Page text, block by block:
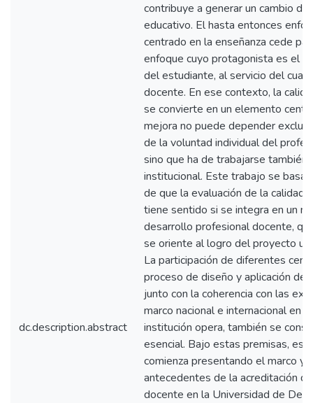
dc.description.abstract
contribuye a generar un cambio de
educativo. El hasta entonces
centrado en la enseñanza cede
enfoque cuyo protagonista es el
del estudiante, al servicio del cual
docente. En ese contexto, la
se convierte en un elemento
mejora no puede depender
de la voluntad individual del
sino que ha de trabajarse también
institucional. Este trabajo se basa
de que la evaluación de la calidad
tiene sentido si se integra en un
desarrollo profesional docente,
se oriente al logro del proyecto
La participación de diferentes
proceso de diseño y aplicación del
junto con la coherencia con las
marco nacional e internacional en
institución opera, también se
esencial. Bajo estas premisas,
comienza presentando el marco y
antecedentes de la acreditación
docente en la Universidad de